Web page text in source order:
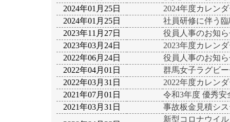
2024年01月25日
2024年度カレン
2024年01月25日
社員研修に伴う
2023年11月27日
役員人事のお知
2023年03月24日
2023年度カレン
2022年06月24日
役員人事のお知
2022年04月01日
群馬女子ラグビ
2022年03月31日
2022年度カレン
2021年07月01日
令和3年度 優秀
2021年03月31日
事故板金見積シ
新型コロナウイ